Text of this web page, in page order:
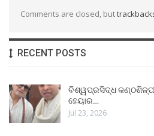
Comments are closed, but
RECENT POSTS
ବିଶ୍ୱପ୍ରସିଦ୍ଧ
ହେୟାର…
Jul 23, 2026